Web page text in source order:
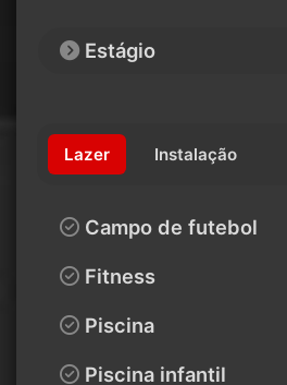
Estágio
Lazer Instalação
Campo de futebol
Fitness
Piscina
Piscina infantil